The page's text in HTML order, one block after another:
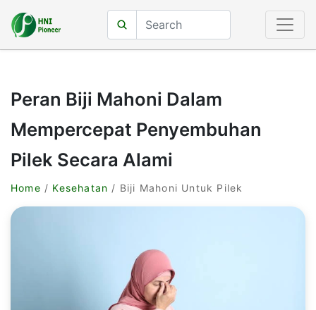
Peran Biji Mahoni Dalam
Mempercepat Penyembuhan
Pilek Secara Alami
Home / Kesehatan / Biji Mahoni Untuk Pilek